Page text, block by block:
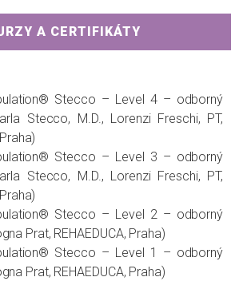
A CERTIFIKÁTY
Stecco – Level 4 – odborný
Stecco, M.D., Lorenzi Freschi, PT,
Stecco – Level 3 – odborný
Stecco, M.D., Lorenzi Freschi, PT,
Stecco – Level 2 – odborný
Prat, REHAEDUCA, Praha)
Stecco – Level 1 – odborný
Prat, REHAEDUCA, Praha)